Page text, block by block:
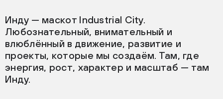
Инду — маскот Industrial City.
Любознательный, внимательный и
влюблённый в движение, развитие и
проекты, которые мы создаём. Там, где
энергия, рост, характер и масштаб — там
Инду.